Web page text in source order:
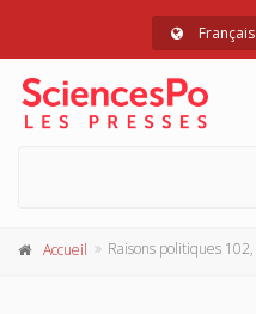
Français
Accueil Raisons politiques 102, mai 2026